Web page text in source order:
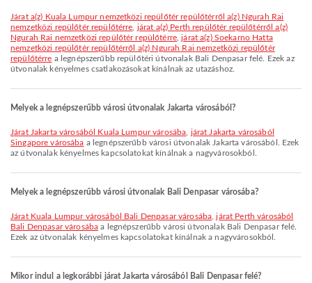
járat a(z) Kuala Lumpur nemzetközi repülőtér repülőtérről a(z) Ngurah Rai
nemzetközi repülőtér repülőtérre járat a(z) Perth repülőtér repülőtérről a(z)
Ngurah Rai nemzetközi repülőtér repülőtérre ,járat a(z) Soekarno Hatta
nemzetközi repülőtér repülőtérről a(z) Ngurah Rai nemzetközi repülőtér
repülőtérre a legnépszerűbb repülőtéri útvonalak Bali Denpasar felé. Ezek az
útvonalak kényelmes csatlakozásokat kínálnak az utazáshoz.
Melyek a legnépszerűbb városi útvonalak Jakarta városából?
járat Jakarta városából Kuala Lumpur városába járat Jakarta városából
Singapore városába a legnépszerűbb városi útvonalak Jakarta városából. Ezek
az útvonalak kényelmes kapcsolatokat kínálnak a nagyvárosokból.
Melyek a legnépszerűbb városi útvonalak Bali Denpasar városába?
járat Kuala Lumpur városából Bali Denpasar városába ,járat Perth városából
Bali Denpasar városába a legnépszerűbb városi útvonalak Bali Denpasar felé.
Ezek az útvonalak kényelmes kapcsolatokat kínálnak a nagyvárosokból.
Mikor indul a legkorábbi járat Jakarta városából Bali Denpasar felé?